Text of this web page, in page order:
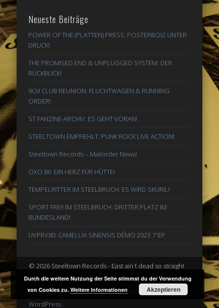
Neueste Beiträge
POWER OF THE (PLATTEN) PRESS: POSTERBOIZ UNTER
DRUCK!
THE PROMISED END & UNPLUGGED SYSTEM: DER
RÜCKBLICK!
9Oi! CLUB REUNION: FLUCHTWAGEN & RUNNING
ORDER!
ST FANZINE-ARCHIV: ES GEHT VORAN!
STEELTOWN EMPFIEHLT: PUNK ROCK LIVE ACTION!
Steeltown Records – Mailorder News!
OXO 86: EIN HERZ FÜR HÜTTE!
TEMPELRITTER IM STEELBRUCH: ES WIRD SKURIL!
SPORT FREI! IM STEELBRUCH: DRITTER PLATZ IM
BUNDESLAND!
UVPRV80: CAMELLIA SINENSIS DÉMO 2023 7″EP
© 2026 Steeltown Records - East ain`t dead so straight
ahead
Powered byPinboard ThemebyOne Designsand
WordPress
Durch die weitere Nutzung der Seite stimmst du der Verwendung
von Cookies zu.Weitere Informationen Akzeptieren